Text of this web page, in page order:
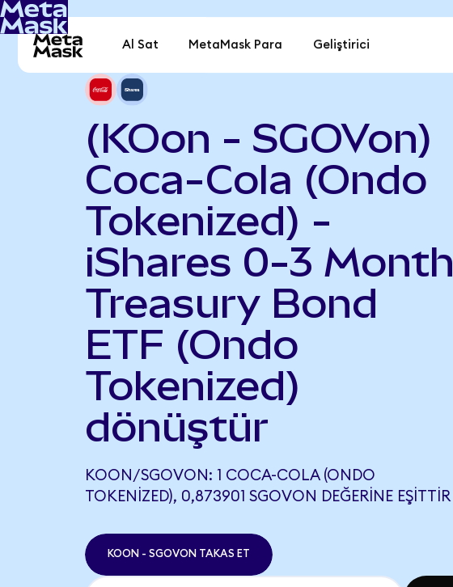
Al Sat MetaMask Para Geliştirici
(KOon - SGOVon)
Coca-Cola (Ondo
Tokenized) -
iShares 0-3 Month
Treasury Bond
ETF (Ondo
Tokenized)
dönüştür
KOON/SGOVON: 1 COCA-COLA (ONDO
TOKENIZED), 0,873901 SGOVON DEĞERINE EŞITTIR
KOON - SGOVON TAKAS ET